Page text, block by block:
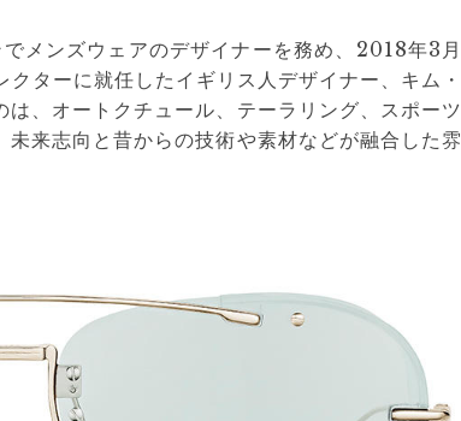
メンズウェアのデザイナーを務め、2018年3月
ターに就任したイギリス人デザイナー、キム・
、オートクチュール、テーラリング、スポーツ
来志向と昔からの技術や素材などが融合した雰